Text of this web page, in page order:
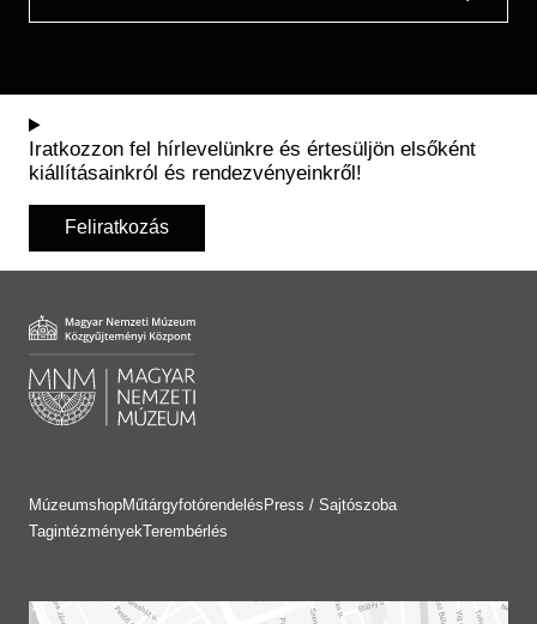
Iratkozzon fel hírlevelünkre és értesüljön elsőként
kiállításainkról és rendezvényeinkről!
Feliratkozás
MúzeumshopMűtárgyfotórendelés Press / Sajtószoba
TagintézményekTerembérlés